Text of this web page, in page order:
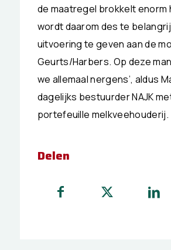
de maatregel brokkelt enorm
wordt daarom des te
uitvoering te geven aan de
Geurts/Harbers. Op deze
we allemaal nergens’, aldus
dagelijks bestuurder NAJK
portefeuille melkveehouderij.
Delen